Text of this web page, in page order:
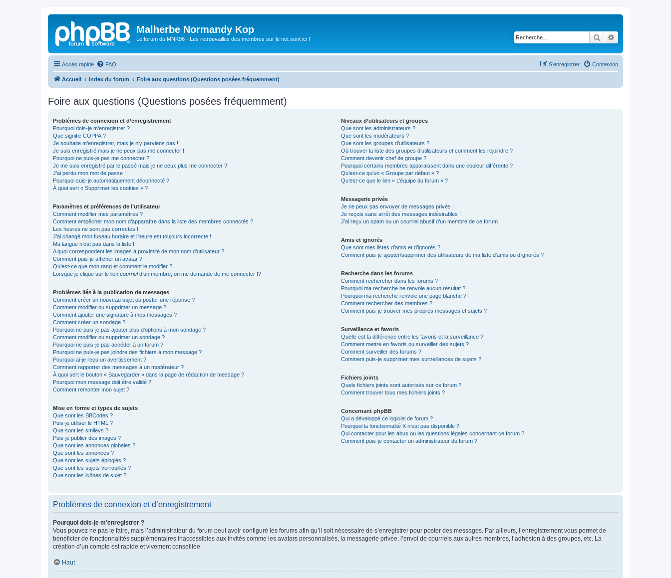
Malherbe Normandy Kop
Le forum du MNK96 - Les retrouvailles des membres sur le net sont ici ! Rechercher
Accès rapide FAQ Connexion
S’enregistrer
Accueil Index du forum Foire aux questions (Questions posées fréquemment)
Foire aux questions (Questions posées fréquemment)
Problèmes de connexion et d’enregistrement
Pourquoi dois-je m’enregistrer ?
Que signifie COPPA ?
Je souhaite m’enregistrer, mais je n’y parviens pas !
Je suis enregistré mais je ne peux pas me connecter !
Pourquoi ne puis-je pas me connecter ?
Je me suis enregistré par le passé mais je ne peux plus me connecter ?!
J’ai perdu mon mot de passe !
Pourquoi suis-je automatiquement déconnecté ?
À quoi sert « Supprimer les cookies » ?
Paramètres et préférences de l’utilisateur
Comment modifier mes paramètres ?
Comment empêcher mon nom d’apparaître dans la liste des membres connectés ?
Les heures ne sont pas correctes !
J’ai changé mon fuseau horaire et l’heure est toujours incorrecte !
Ma langue n’est pas dans la liste !
A quoi correspondent les images à proximité de mon nom d’utilisateur ?
Comment puis-je afficher un avatar ?
Qu’est-ce que mon rang et comment le modifier ?
Lorsque je clique sur le lien courrield’un membre, on me demande de me connecter !?
Problèmes liés à la publication de messages
Comment créer un nouveau sujet ou poster une réponse ?
Comment modifier ou supprimer un message ?
Comment ajouter une signature à mes messages ?
Comment créer un sondage ?
Pourquoi ne puis-je pas ajouter plus d’options à mon sondage ?
Comment modifier ou supprimer un sondage ?
Pourquoi ne puis-je pas accéder à un forum ?
Pourquoi ne puis-je pas joindre des fichiers à mon message ?
Pourquoi ai-je reçu un avertissement ?
Comment rapporter des messages à un modérateur ?
À quoi sert le bouton « Sauvegarder » dans la page de rédaction de message ?
Pourquoi mon message doit être validé ?
Comment remonter mon sujet ?
Mise en forme et types de sujets
Que sont les BBCodes ?
Puis-je utiliser le HTML ?
Que sont les smileys ?
Puis-je publier des images ?
Que sont les annonces globales ?
Que sont les annonces ?
Que sont les sujets épinglés ?
Que sont les sujets verrouillés ?
Que sont les icônes de sujet ?
Niveaux d’utilisateurs et groupes
Que sont les administrateurs ?
Que sont les modérateurs ?
Que sont les groupes d’utilisateurs ?
Où trouver la liste des groupes d’utilisateurs et comment les rejoindre ?
Comment devenir chef de groupe ?
Pourquoi certains membres apparaissent dans une couleur différente ?
Qu’est-ce qu’un « Groupe par défaut » ?
Qu’est-ce que le lien « L’équipe du forum » ?
Messagerie privée
Je ne peux pas envoyer de messages privés !
Je reçois sans arrêt des messages indésirables !
J’ai reçu un spam ou un courriel abusif d’un membre de ce forum !
Amis et ignorés
Que sont mes listes d’amis et d’ignorés ?
Comment puis-je ajouter/supprimer des utilisateurs de ma liste d’amis ou d’ignorés ?
Recherche dans les forums
Comment rechercher dans les forums ?
Pourquoi ma recherche ne renvoie aucun résultat ?
Pourquoi ma recherche renvoie une page blanche ?!
Comment rechercher des membres ?
Comment puis-je trouver mes propres messages et sujets ?
Surveillance et favoris
Quelle est la différence entre les favoris et la surveillance ?
Comment mettre en favoris ou surveiller des sujets ?
Comment surveiller des forums ?
Comment puis-je supprimer mes surveillances de sujets ?
Fichiers joints
Quels fichiers joints sont autorisés sur ce forum ?
Comment trouver tous mes fichiers joints ?
Concernant phpBB
Qui a développé ce logiciel de forum ?
Pourquoi la fonctionnalité X n’est pas disponible ?
Qui contacter pour les abus ou les questions légales concernant ce forum ?
Comment puis-je contacter un administrateur du forum ?
Problèmes de connexion et d’enregistrement
Pourquoi dois-je m’enregistrer ?
Vous pouvez ne pas le faire, mais l’administrateur du forum peut avoir configuré les forums afin qu’il soit nécessaire de s’enregistrer pour poster des messages. Par ailleurs, l’enregistrement vous permet de
bénéficier de fonctionnalités supplémentaires inaccessibles aux invités comme les avatars personnalisés, la messagerie privée, l’envoi de courriels aux autres membres, l’adhésion à des groupes, etc. La
création d’un compte est rapide et vivement conseillée.
Haut